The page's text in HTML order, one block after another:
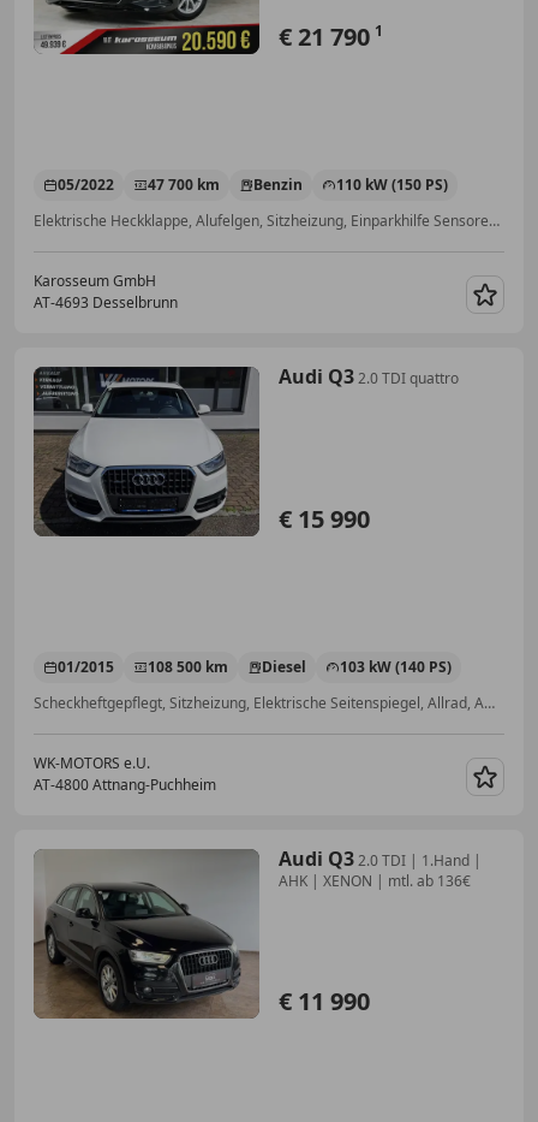
€ 21 790 1
05/2022 47 700 km Benzin
110 kW (150 PS)
Elektrische Heckklappe, Alufelgen, Sitzheizung, Einparkhilfe Sensoren hinten, LED-Scheinwerfer, Schlüssellose Zentralverriegelung, Partikelfilter, Getönte Scheiben
Karosseum GmbH
AT-4693 Desselbrunn
Audi Q32.0 TDI quattro
€ 15 990
01/2015 108 500 km Diesel
103 kW (140 PS)
Scheckheftgepflegt, Sitzheizung, Elektrische Seitenspiegel, Allrad, Ambientebeleuchtung, Multifunktionslenkrad, Einparkhilfe Sensoren vorne, Isofix
WK-MOTORS e.U.
AT-4800 Attnang-Puchheim
Audi Q32.0 TDI | 1.Hand |
AHK | XENON | mtl. ab 136€
€ 11 990